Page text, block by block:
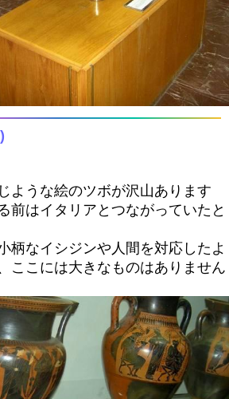
ような絵のツボが沢山あります
前はイタリアとつながっていたと
柄なイシジンや人間を対応したよ
ここには大きなものはありません